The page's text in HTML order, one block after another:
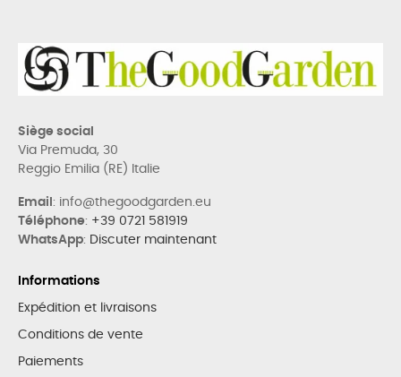
Siège social
Via Premuda, 30
Reggio Emilia (RE) Italie
Email : info@thegoodgarden.eu
Téléphone: +39 0721 581919
WhatsApp: Discuter maintenant
Informations
Expédition et livraisons
Conditions de vente
Paiements